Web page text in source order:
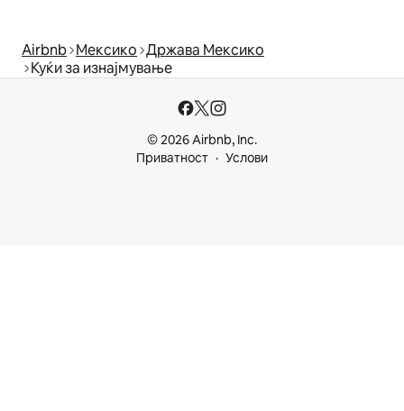
Airbnb Мексико Држава Мексико
Куќи за изнајмување
© 2026 Airbnb, Inc.
Приватност
Услови